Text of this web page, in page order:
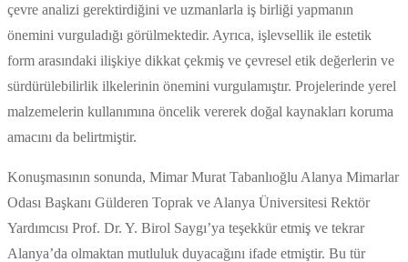
çevre analizi gerektirdiğini ve uzmanlarla iş birliği yapmanın
önemini vurguladığı görülmektedir. Ayrıca, işlevsellik ile estetik
form arasındaki ilişkiye dikkat çekmiş ve çevresel etik değerlerin ve
sürdürülebilirlik ilkelerinin önemini vurgulamıştır. Projelerinde yerel
malzemelerin kullanımına öncelik vererek doğal kaynakları koruma
amacını da belirtmiştir.
Konuşmasının sonunda, Mimar Murat Tabanlıoğlu Alanya Mimarlar
Odası Başkanı Gülderen Toprak ve Alanya Üniversitesi Rektör
Yardımcısı Prof. Dr. Y. Birol Saygı’ya teşekkür etmiş ve tekrar
Alanya’da olmaktan mutluluk duyacağını ifade etmiştir. Bu tür